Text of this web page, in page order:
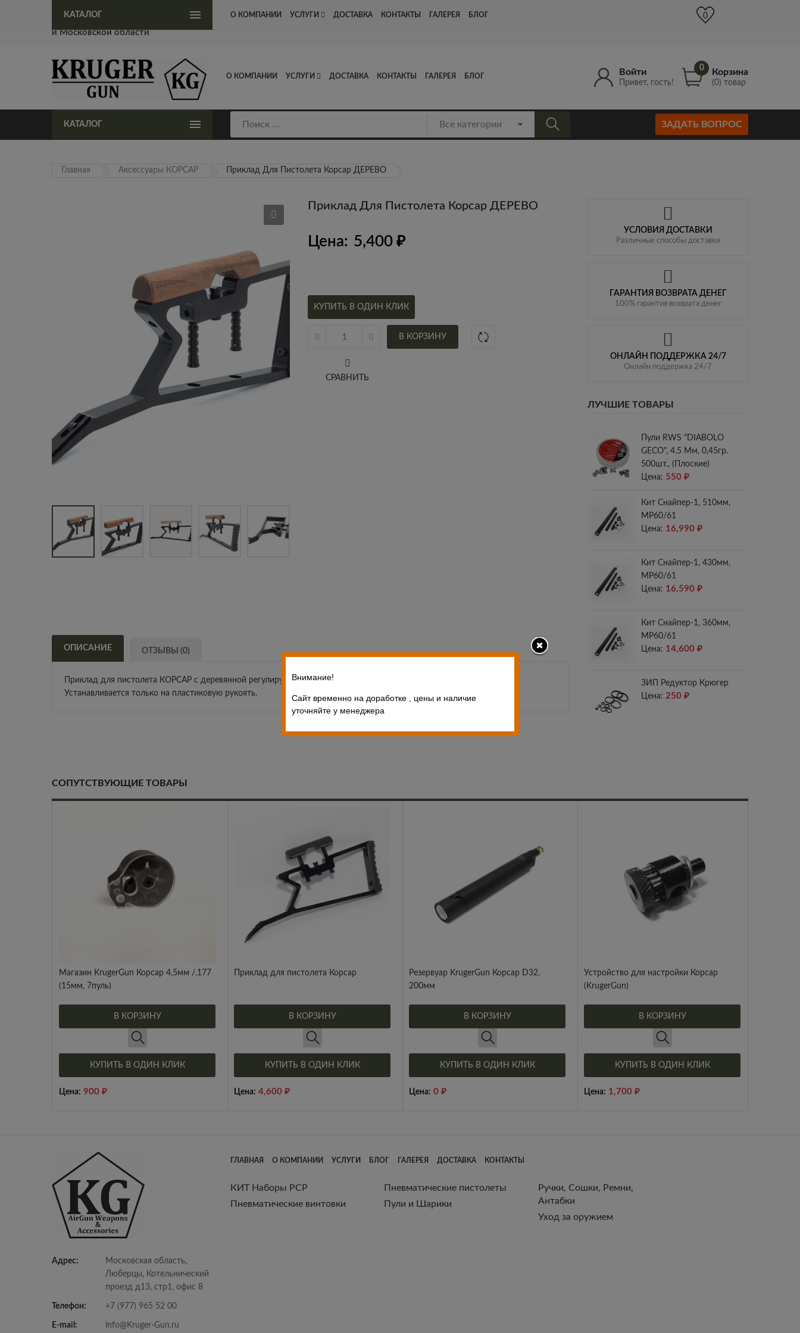
Официальный представитель KrugerGun в Москве
и Московской области
Адрес: Люберцы, Котельнический проезд д13, стр1, офис 8 info@Kruger-Gun.ru
Войти
Привет, гость!
0 Корзина
(0) товар
О КОМПАНИИ УСЛУГИ ДОСТАВКА КОНТАКТЫ ГАЛЕРЕЯ БЛОГ
КАТАЛОГ ЗАДАТЬ ВОПРОС
КАТАЛОГ О КОМПАНИИ УСЛУГИ ДОСТАВКА КОНТАКТЫ ГАЛЕРЕЯ БЛОГ 0
Главная Аксессуары КОРСАР Приклад Для Пистолета Корсар ДЕРЕВО
Приклад Для Пистолета Корсар ДЕРЕВО
Цена: 5,400 ₽
КУПИТЬ В ОДИН КЛИК
В КОРЗИНУ
СРАВНИТЬ
ОПИСАНИЕ ОТЗЫВЫ (0)
Приклад для пистолета КОРСАР с деревянной регулируемой щекой
Устанавливается только на пластиковую рукоять.
УСЛОВИЯ ДОСТАВКИ
Различные способы доставки
ГАРАНТИЯ ВОЗВРАТА ДЕНЕГ
100% гарантия возврата денег
ОНЛАЙН ПОДДЕРЖКА 24/7
Онлайн поддержка 24/7
ЛУЧШИЕ ТОВАРЫ
Пули RWS "DIABOLO
GECO", 4.5 Мм, 0,45гр.
500шт., (плоские)
Цена: 550 ₽
Кит Снайпер-1, 510мм,
МР60/61
Цена: 16,990 ₽
Кит Снайпер-1, 430мм,
МР60/61
Цена: 16,590 ₽
Кит Снайпер-1, 360мм,
МР60/61
Цена: 14,600 ₽
ЗИП Редуктор Крюгер
Цена: 250 ₽
СОПУТСТВУЮЩИЕ ТОВАРЫ
Магазин KrugerGun Корсар 4,5мм /.177
(15мм, 7пуль)
В КОРЗИНУ
КУПИТЬ В ОДИН КЛИК
Цена: 900 ₽
Приклад для пистолета Корсар
В КОРЗИНУ
КУПИТЬ В ОДИН КЛИК
Цена: 4,600 ₽
Резервуар KrugerGun Корсар D32,
200мм
В КОРЗИНУ
КУПИТЬ В ОДИН КЛИК
Цена: 0 ₽
Устройство для настройки Корсар
(KrugerGun)
В КОРЗИНУ
КУПИТЬ В ОДИН КЛИК
Цена: 1,700 ₽
Адрес:
Московская область,
Люберцы, Котельнический
проезд д13, стр1, офис 8
Телефон: +7 (977) 965 52 00
E-mail: info@Kruger-Gun.ru
ГЛАВНАЯ О КОМПАНИИ УСЛУГИ БЛОГ ГАЛЕРЕЯ ДОСТАВКА КОНТАКТЫ
КИТ Наборы РСР
Пневматические винтовки
Пневматические пистолеты
Пули и Шарики
Ручки, Сошки, Ремни,
Антабки
Уход за оружием
Внимание!
Сайт временно на доработке , цены и наличие
уточняйте у менеджера